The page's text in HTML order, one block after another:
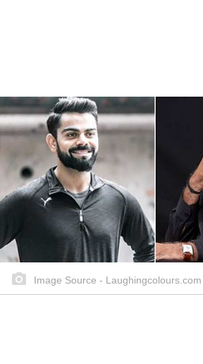
Image Source - Laughingcolours.com